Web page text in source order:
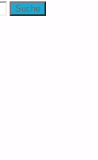
Suche